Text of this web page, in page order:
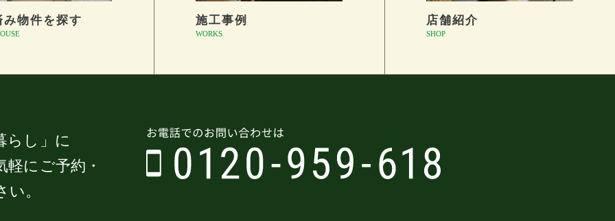
み物件を探す 施工事例
WORKS
店舗紹介
SHOP
らし」に
にご予約・
。